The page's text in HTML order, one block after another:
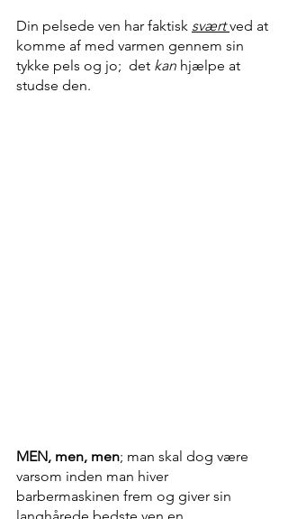
Din pelsede ven har faktisk svært ved at
komme af med varmen gennem sin
tykke pels og jo;  det kan hjælpe at
studse den.
MEN, men, men; man skal dog være
varsom inden man hiver
barbermaskinen frem og giver sin